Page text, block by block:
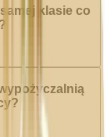
klasie co